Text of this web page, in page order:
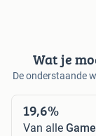
Wat je
De onderstaande
19,6%
Van alle